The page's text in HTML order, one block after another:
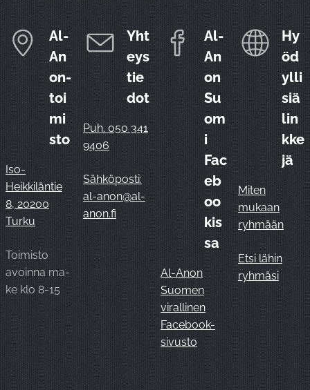
Al-
An
on-
toi
mi
sto
Iso-
Heikkiläntie
8, 20200
Turku
Toimisto
avoinna ma-
ke klo 8-15
Yht
eys
tie
dot
Puh. 050 341
9406
Sähköposti:
al-anon@al-
anon.fi
Al-
An
on
Su
om
i
Fac
eb
oo
kis
sa
Al-Anon
Suomen
virallinen
Facebook-
sivusto
Hy
öd
ylli
siä
lin
kke
jä
Miten
mukaan
ryhmään
Etsi lähin
ryhmäsi